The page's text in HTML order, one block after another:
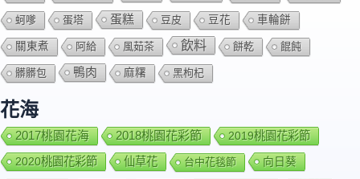
蚵嗲 蛋塔 蛋糕 豆皮 豆花 車輪餅
關東煮 阿給 風茹茶 飲料 餅乾 餛飩
髒髒包 鴨肉 麻糬 黑枸杞
花海
2017桃園花海 2018桃園花彩節
2019桃園花彩節
2020桃園花彩節
仙草花 台中花毯節 向日葵